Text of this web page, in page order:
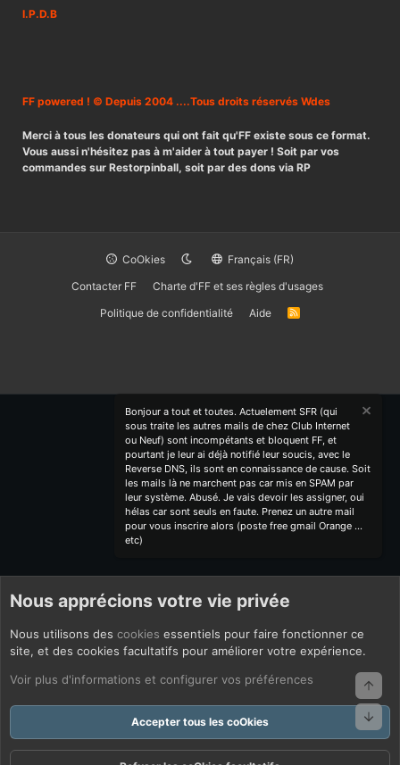
I.P.D.B
FF powered ! © Depuis 2004 ....Tous droits réservés Wdes
Merci à tous les donateurs qui ont fait qu'FF existe sous ce format.
Vous aussi n'hésitez pas à m'aider à tout payer ! Soit par vos
commandes sur Restorpinball, soit par des dons via RP
CoOkies
Français (FR)
Contacter FF
Charte d'FF et ses règles d'usages
Politique de confidentialité
Aide
R
Bonjour a tout et toutes. Actuelement SFR (qui
sous traite les autres mails de chez Club Internet
ou Neuf) sont incompétants et bloquent FF, et
pourtant je leur ai déjà notifié leur soucis, avec le
Reverse DNS, ils sont en connaissance de cause. Soit
les mails là ne marchent pas car mis en SPAM par
leur système. Abusé. Je vais devoir les assigner, oui
hélas car sont seuls en faute. Prenez un autre mail
pour vous inscrire alors (poste free gmail Orange ...
etc)
Nous apprécions votre vie privée
Nous utilisons des cookies essentiels pour faire fonctionner ce
site, et des cookies facultatifs pour améliorer votre expérience.
Voir plus d'informations et configurer vos préférences
Accepter tous les coOkies